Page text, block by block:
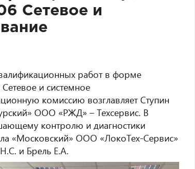
Сетевое и
работ в форме
и системное
комиссию возглавляет Ступин
ООО «РЖД» – Техсервис. В
контролю и диагностики
«Московский» ООО «ЛокоТех-Сервис»
и Брель Е.А.